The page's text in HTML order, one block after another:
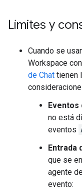
Límites y
Cuando se
Workspace
de Chat tienen
Eventos
no está
eventos
Entrada
que se
agente
evento: